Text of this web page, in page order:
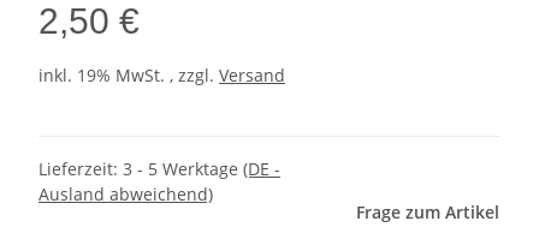
2,50 €
inkl. 19% MwSt. , zzgl. Versand
Lieferzeit: 3 - 5 Werktage (DE -
Ausland abweichend)
Frage zum Artikel